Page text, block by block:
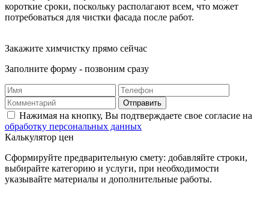
короткие сроки, поскольку располагают всем, что может
потребоваться для чистки фасада после работ.
Закажите химчистку прямо сейчас
Заполните форму - позвоним сразу
Отправить
Нажимая на кнопку, Вы подтверждаете свое согласие на
обработку персональных данных
Калькулятор цен
Сформируйте предварительную смету: добавляйте строки,
выбирайте категорию и услуги, при необходимости
указывайте материалы и дополнительные работы.